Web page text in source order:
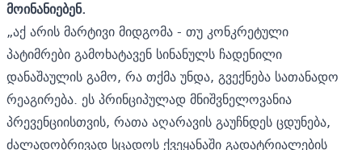
მოინანიებენ.
„აქ არის მარტივი მიდგომა - თუ კონკრეტული
პატიმრები გამოხატავენ სინანულს ჩადენილი
დანაშაულის გამო, რა თქმა უნდა, გვექნება სათანადო
რეაგირება. ეს პრინციპულად მნიშვნელოვანია
პრევენციისთვის, რათა აღარავის გაუჩნდეს ცდუნება,
ძალადობრივად სცადოს ქვეყანაში გადატრიალების